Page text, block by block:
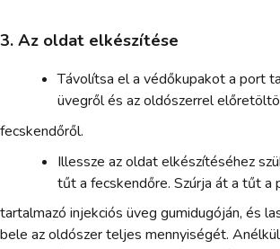
3. Az oldat elkészítése
Távolítsa el a védőkupakot a port
üvegről és az oldószerrel
fecskendőről.
Illessze az oldat elkészítéséhez
tűt a fecskendőre. Szúrja át a tűt a
tartalmazó injekciós üveg gumidugóján, és
bele az oldószer teljes mennyiségét.